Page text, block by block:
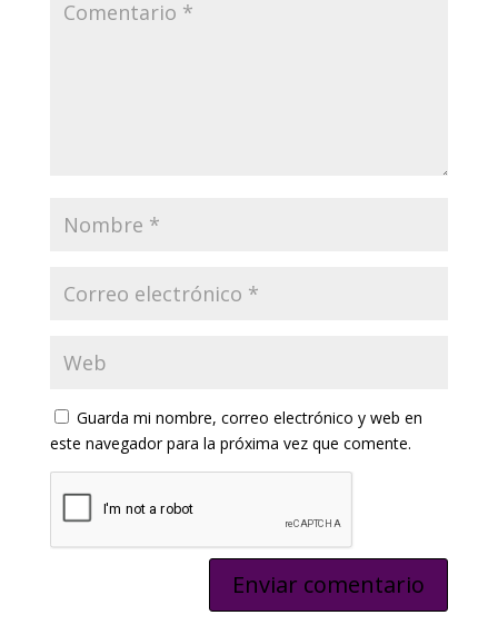
Guarda mi nombre, correo electrónico y web en
este navegador para la próxima vez que comente.